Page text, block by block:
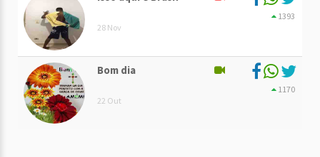
28 Nov
1393
Bom dia
22 Out
1170